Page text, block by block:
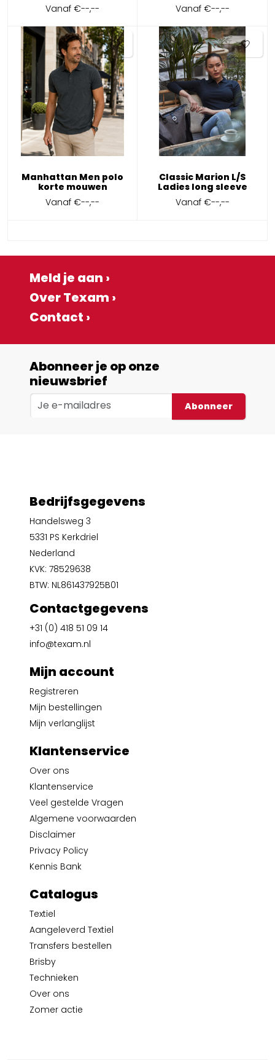
Vanaf€--,--
Vanaf €--,--
Manhattan Men polo
korte mouwen
Vanaf€--,--
Classic Marion L/S
Ladies long sleeve
Vanaf €--,--
Meld je aan ›
Over Texam ›
Contact ›
Abonneer je op onze
nieuwsbrief
Abonneer
Bedrijfsgegevens
Handelsweg 3
5331 PS Kerkdriel
Nederland
KVK: 78529638
BTW: NL861437925B01
Contactgegevens
+31 (0) 418 51 09 14
info@texam.nl
Mijn account
Registreren
Mijn bestellingen
Mijn verlanglijst
Klantenservice
Over ons
Klantenservice
Veel gestelde Vragen
Algemene voorwaarden
Disclaimer
Privacy Policy
Kennis Bank
Catalogus
Textiel
Aangeleverd Textiel
Transfers bestellen
Brisby
Technieken
Over ons
Zomer actie